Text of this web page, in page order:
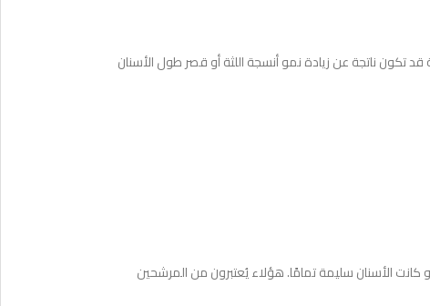
تكون ناتجة عن زيادة نمو أنسجة اللثة أو قصر طول الأسنان
الأسنان سليمة تمامًا. هؤلاء يُعتبرون من المرشحين